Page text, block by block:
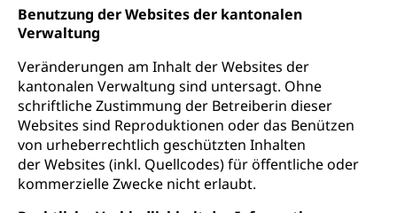
Benutzung der Websites der kantonalen
Verwaltung
Veränderungen am Inhalt der Websites der
kantonalen Verwaltung sind untersagt. Ohne
schriftliche Zustimmung der Betreiberin dieser
Websites sind Reproduktionen oder das Benützen
von urheberrechtlich geschützten Inhalten
der Websites (inkl. Quellcodes) für öffentliche oder
kommerzielle Zwecke nicht erlaubt.
Raumdatenpool
Richtplanung Kanton Luzern (ARE)
Raum und Wirtschaft rawi